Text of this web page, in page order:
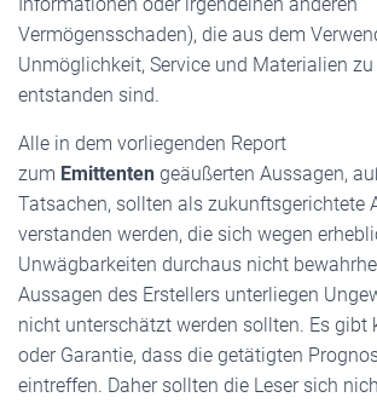
Vermögensschaden), die aus dem
Unmöglichkeit, Service und Materialien zu
entstanden sind.
Alle in dem vorliegenden Report
zum Emittenten geäußerten Aussagen,
Tatsachen, sollten als zukunftsgerichtete
verstanden werden, die sich wegen
Unwägbarkeiten durchaus nicht
Aussagen des Erstellers unterliegen
nicht unterschätzt werden sollten. Es gibt
oder Garantie, dass die getätigten
eintreffen. Daher sollten die Leser sich